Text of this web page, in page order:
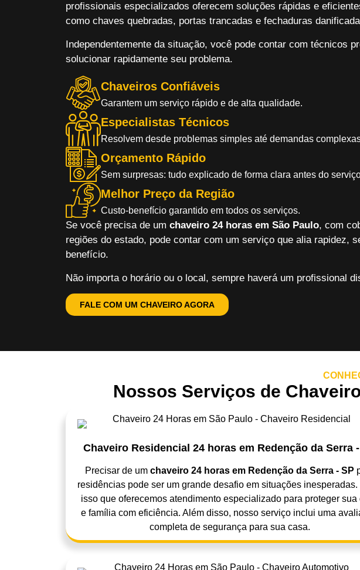
profissionais especializados oferecem soluções rápidas e
como chaves quebradas, portas trancadas e fechaduras
Independentemente da situação, você pode contar com técnicos
solucionar rapidamente seu problema.
Chaveiros Confiáveis
Garantem um serviço rápido e de alta qualidade.
Especialistas Técnicos
Resolvem desde problemas simples até demandas
Orçamento Rápido
Sem surpresas: tudo explicado de forma clara antes do
Melhor Preço da Região
Custo-benefício garantido em todos os serviços.
Se você precisa de um chaveiro 24 horas em São Paulo, com
regiões do estado, pode contar com um serviço que alia rapidez,
benefício.
Não importa o horário ou o local, sempre haverá um profissional
FALE COM UM CHAVEIRO AGORA
Nossos Serviços de
Chaveiro Residencial 24 horas em Redenção da Serra
Precisar de um chaveiro 24 horas em Redenção da Serra - SP
residências pode ser um grande desafio em situações inesperadas.
isso que oferecemos atendimento especializado para proteger sua
e família com eficiência. Além disso, nosso serviço inclui uma
completa de segurança para sua casa.